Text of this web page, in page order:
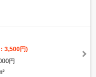
3,500円)
円